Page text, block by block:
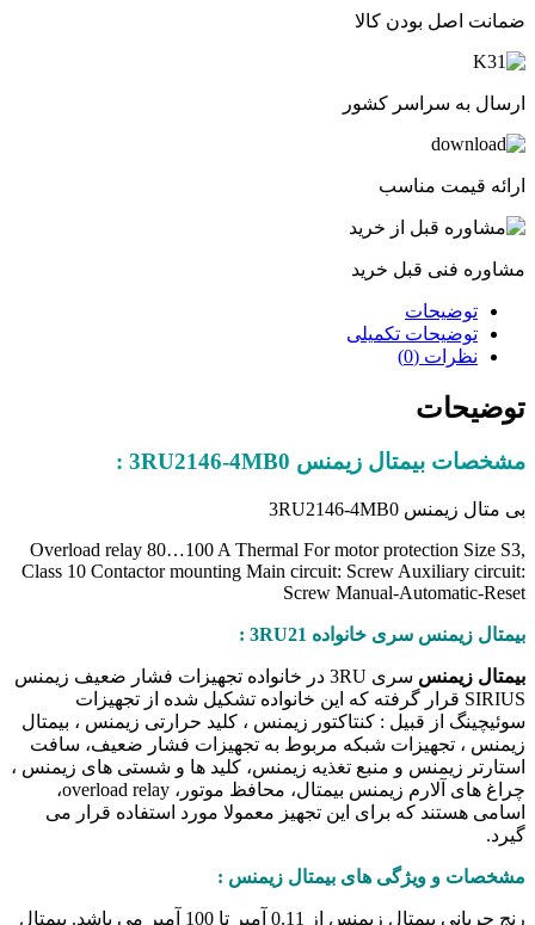
ضمانت اصل بودن کالا
ارسال به سراسر کشور
ارائه قیمت مناسب
مشاوره فنی قبل خرید
توضیحات
توضیحات تکمیلی
نظرات (0)
توضیحات
مشخصات بیمتال زیمنس 3RU2146-4MB0 :
بی متال زیمنس 3RU2146-4MB0
Overload relay 80…100 A Thermal For motor protection Size S3,
Class 10 Contactor mounting Main circuit: Screw Auxiliary circuit:
Screw Manual-Automatic-Reset
بیمتال زیمنس سری خانواده 3RU21 :
بیمتال زیمنس
سری 3RU در خانواده تجهیزات فشار ضعیف زیمنس
SIRIUS قرار گرفته که این خانواده تشکیل شده از تجهیزات
سوئیچینگ از قبیل : کنتاکتور زیمنس ، کلید حرارتی زیمنس ، بیمتال
زیمنس ، تجهیزات شبکه مربوط به تجهیزات فشار ضعیف، سافت
استارتر زیمنس و منبع تغذیه زیمنس، کلید ها و شستی های زیمنس ،
چراغ های آلارم زیمنس بیمتال، محافظ موتور، overload relay،
اسامی هستند که برای این تجهیز معمولا مورد استفاده قرار می
گیرد.
مشخصات و ویژگی های بیمتال زیمنس :
رنج جریانی بیمتال زیمنس از 0.11 آمپر تا 100 آمپر می باشد. بیمتال